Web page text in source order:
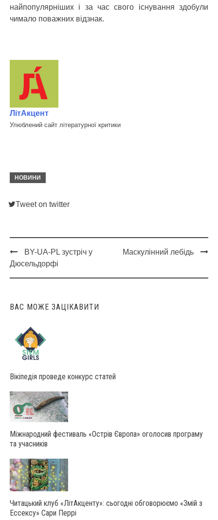
найпопулярніших і за час свого існування здобули
чимало поважних відзнак.
ЛітАкцент
Улюблений сайт літературної критики
НОВИНИ
Tweet on twitter
Post
navigation
BY-UA-PL зустріч у
Дюсельдорфі
Маскулінний лебідь
ВАС МОЖЕ ЗАЦІКАВИТИ
Вікіпедія проведе конкурс статей
Міжнародний фестиваль «Острів Європа» оголосив програму
та учасників
Читацький клуб «ЛітАкценту»: сьогодні обговорюємо «Змій з
Ессексу» Сари Перрі